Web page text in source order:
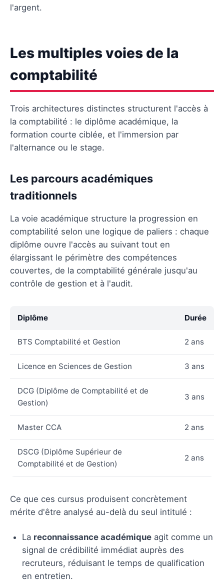
l'argent.
Les multiples voies de la
comptabilité
Trois architectures distinctes structurent l'accès à
la comptabilité : le diplôme académique, la
formation courte ciblée, et l'immersion par
l'alternance ou le stage.
Les parcours académiques
traditionnels
La voie académique structure la progression en
comptabilité selon une logique de paliers : chaque
diplôme ouvre l'accès au suivant tout en
élargissant le périmètre des compétences
couvertes, de la comptabilité générale jusqu'au
contrôle de gestion et à l'audit.
Diplôme Durée
BTS Comptabilité et Gestion 2 ans
Licence en Sciences de Gestion 3 ans
DCG (Diplôme de Comptabilité et de
Gestion)
3 ans
Master CCA 2 ans
DSCG (Diplôme Supérieur de
Comptabilité et de Gestion)
2 ans
Ce que ces cursus produisent concrètement
mérite d'être analysé au-delà du seul intitulé :
La reconnaissance académique agit comme un
signal de crédibilité immédiat auprès des
recruteurs, réduisant le temps de qualification
en entretien.